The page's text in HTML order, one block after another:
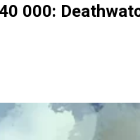
000: